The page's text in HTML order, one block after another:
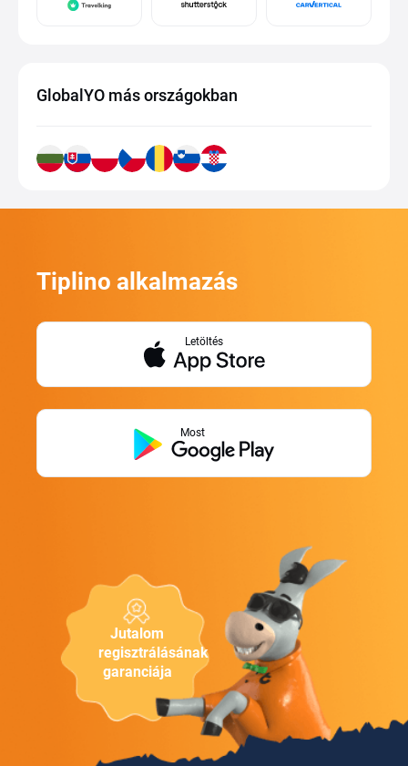
GlobalYO más országokban
Jutalom
regisztrálásának
garanciája
Tiplino alkalmazás
Letöltés
Most